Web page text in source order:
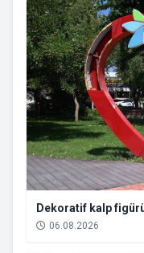
Dekoratif kalp
06.08.2026